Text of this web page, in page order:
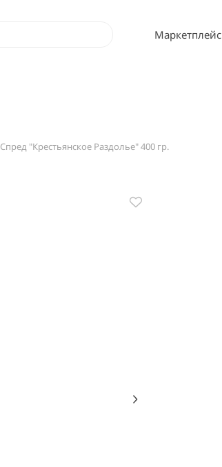
Маркетплейс
Спред "Крестьянское Раздолье" 400 гр.